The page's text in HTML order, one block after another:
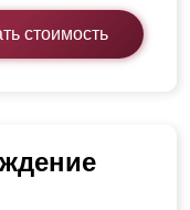
стоимость